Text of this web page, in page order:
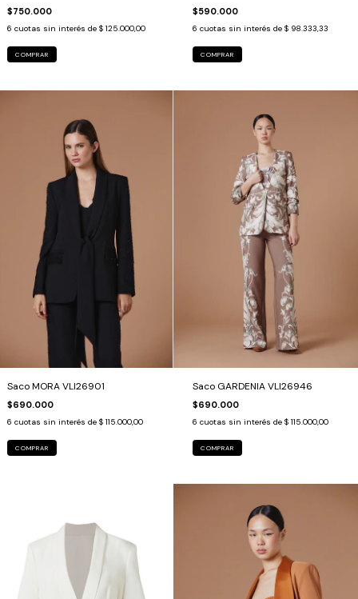
$750.000
6 cuotas sin interés de $ 125.000,00
COMPRAR
$590.000
6 cuotas sin interés de $ 98.333,33
COMPRAR
Saco MORA VLI26901
$690.000
6 cuotas sin interés de $ 115.000,00
COMPRAR
Saco GARDENIA VLI26946
$690.000
6 cuotas sin interés de $ 115.000,00
COMPRAR